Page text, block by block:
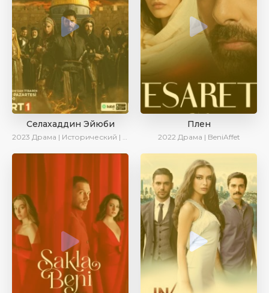
Селахаддин Эйюби
2023 Драма | Исторический | Сериалы 2023
Плен
2022 Драма | BeniAffet